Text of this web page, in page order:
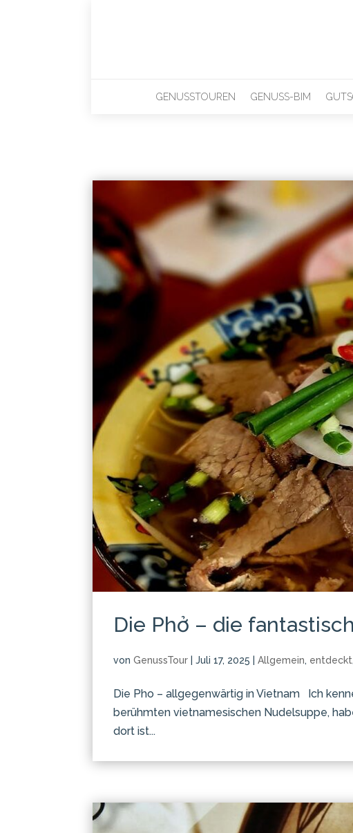
GENUSSTOUREN GENUSS-BIM
Die Phở – die
vonGenussTour |Juli 17, 2025 |Allgemein, entdeckt,
Die Pho – allgegenwärtig in Vietnam Ich
berühmten vietnamesischen Nudelsuppe,
dort ist...